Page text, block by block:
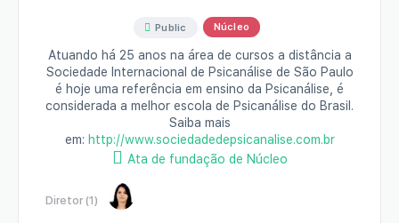
Public Núcleo
Atuando há 25 anos na área de cursos a distância a
Sociedade Internacional de Psicanálise de São Paulo
é hoje uma referência em ensino da Psicanálise, é
considerada a melhor escola de Psicanálise do Brasil.
Saiba mais
em: http://www.sociedadedepsicanalise.com.br
Ata de fundação de Núcleo
Diretor (1)